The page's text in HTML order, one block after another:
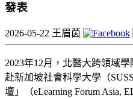
發表
2026-05-22 王眉茵
2023年12月，北醫大跨領域
赴新加坡社會科學大學（
壇」（eLearning Forum Asia,